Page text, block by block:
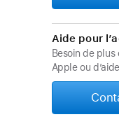
Aide pour
Besoin de plus
Apple ou